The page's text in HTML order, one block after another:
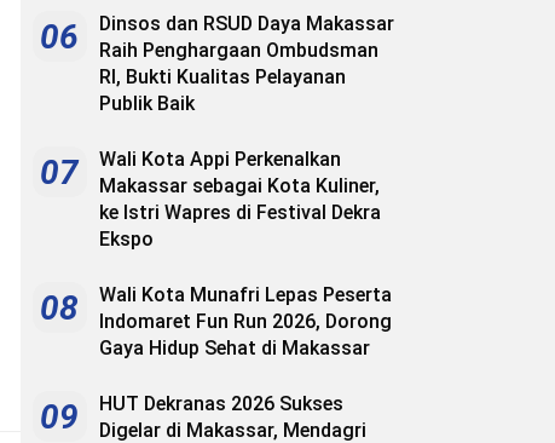
06
Dinsos dan RSUD Daya Makassar
Raih Penghargaan Ombudsman
RI, Bukti Kualitas Pelayanan
Publik Baik
07
Wali Kota Appi Perkenalkan
Makassar sebagai Kota Kuliner,
ke Istri Wapres di Festival Dekra
Ekspo
08
Wali Kota Munafri Lepas Peserta
Indomaret Fun Run 2026, Dorong
Gaya Hidup Sehat di Makassar
09
HUT Dekranas 2026 Sukses
Digelar di Makassar, Mendagri